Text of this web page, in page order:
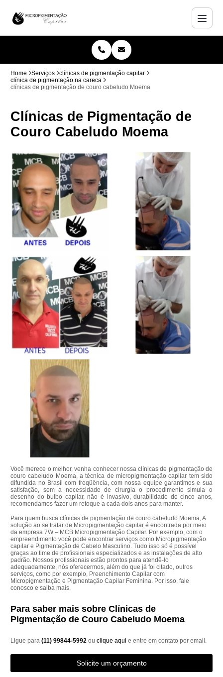
Home Serviços
clínicas de pigmentação capilar
clínica de pigmentação na careca
clínicas de pigmentação de couro cabeludo Moema
Clínicas de Pigmentação de
Couro Cabeludo Moema
Você merece o melhor, venha conhecer nossa clínicas de pigmentação de
couro cabeludo Moema, a técnica de micropigmentação capilar tem sido
difundida no Brasil com freqüência, com nossa equipe garantimos e sua
satisfação, sem a necessidade de cirurgia o procedimento simula o
desenho do bulbo capilar, não é invasivo, durabilidade de cinco anos,
recomendamos fazer um retoque a cada dois anos para manter.
Para quem busca clínicas de pigmentação de couro cabeludo Moema, A
solução ao se tratar de Micropigmentação capilar é encontrada por meio
da empresa 7W – MCB Micropigmentação Capilar. Por exemplo, com o
empreendimento você pode encontrar serviços como Micropigmentação
capilar e Pigmentação de Cabelo Masculino. Tudo isso só é possível
graças ao time de profissionais especializados e as instalações de alto
padrão. Nossos profissionais estão prontos para atendê-lo
adequadamente, nós oferecermos, além do que já foi citado, outros
serviços, como por exemplo, Preenchimento Capilar com
Micropigmentação e Pigmentação Capilar Feminina. Por isso, fale
conosco e saiba mais.
Para saber mais sobre Clínicas de
Pigmentação de Couro Cabeludo Moema
Ligue para(11) 99844-5992ouclique aqui e entre em contato por email.
Solicite um orçamento